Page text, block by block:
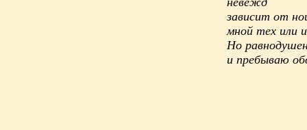
зависит от
мной тех или
Но
и пребываю